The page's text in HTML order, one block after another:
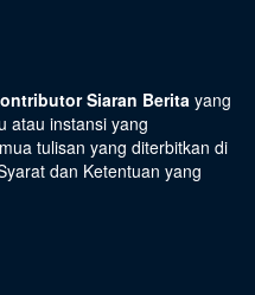
Siaran Berita yang
atau instansi yang
tulisan yang diterbitkan di
dan Ketentuan yang